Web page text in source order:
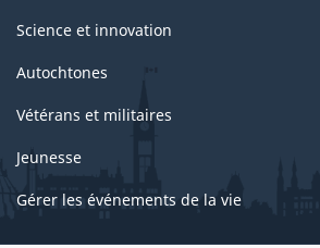
Science et innovation
Autochtones
Vétérans et militaires
Jeunesse
Gérer les événements de la vie